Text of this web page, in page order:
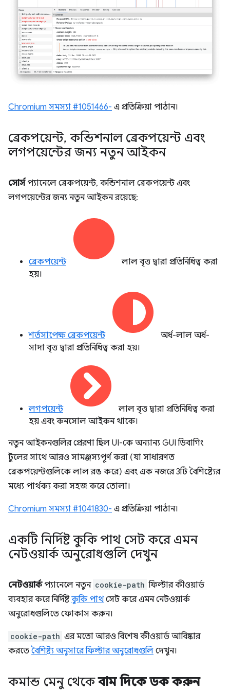
Chromium সমস্যা #1051466- এ প্রতিক্রিয়া পাঠান।
ব্রেকপয়েন্ট, কন্ডিশনাল ব্রেকপয়েন্ট এবং
লগপয়েন্টের জন্য নতুন আইকন
সোর্সপ্যানেলে ব্রেকপয়েন্ট, কন্ডিশনাল ব্রেকপয়েন্ট এবং
লগপয়েন্টের জন্য নতুন আইকন রয়েছে:
ব্রেকপয়েন্ট
লাল বৃত্ত দ্বারা প্রতিনিধিত্ব করা
হয়।
শর্তসাপেক্ষ ব্রেকপয়েন্ট
অর্ধ-লাল অর্ধ-
সাদা বৃত্ত দ্বারা প্রতিনিধিত্ব করা হয়।
লগপয়েন্ট
লাল বৃত্ত দ্বারা প্রতিনিধিত্ব করা
হয় এবং কনসোল আইকন থাকে।
নতুন আইকনগুলির প্রেরণা ছিল UI-কে অন্যান্য GUI ডিবাগিং
টুলের সাথে আরও সামঞ্জস্যপূর্ণ করা (যা সাধারণত
ব্রেকপয়েন্টগুলিকে লাল রঙ করে) এবং এক নজরে 3টি বৈশিষ্ট্যের
মধ্যে পার্থক্য করা সহজ করে তোলা।
Chromium সমস্যা #1041830- এ প্রতিক্রিয়া পাঠান।
একটি নির্দিষ্ট কুকি পাথ সেট করে এমন
নেটওয়ার্ক অনুরোধগুলি দেখুন
নেটওয়ার্কপ্যানেলে নতুন cookie-path ফিল্টার কীওয়ার্ড
ব্যবহার করে নির্দিষ্টকুকি পাথ সেট করে এমন নেটওয়ার্ক
অনুরোধগুলিতে ফোকাস করুন।
cookie-path এর মতো আরও বিশেষ কীওয়ার্ড আবিষ্কার
করতে বৈশিষ্ট্য অনুসারে ফিল্টার অনুরোধগুলি দেখুন।
কমান্ড মেনু থেকেবাম দিকে ডক করুন